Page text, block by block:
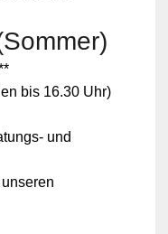
bis 16.30 Uhr)
und